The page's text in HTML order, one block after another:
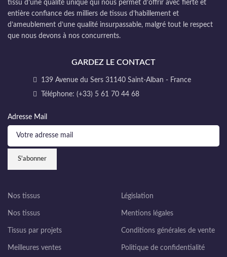
tissu d’une qualité unique qui nous permet d’offrir avec fierté et
entière confiance des milliers de tissus d’habillement et
d’ameublement d’une qualité insurpassable, malgré tout le respect
que nous devons à nos concurrents.
GARDEZ LE CONTACT
139 Avenue du Sers 31140 Saint-Alban - France
Téléphone: (+33) 5 61 70 44 68
Adresse Mail
Nos tissus
Nos tissus
Tissus par projets
Meilleures ventes
Législation
Mentions légales
Conditions générales de vente
Politique de confidentialité